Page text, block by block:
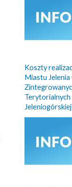
Koszty
Miastu
Jeleniogórskiej